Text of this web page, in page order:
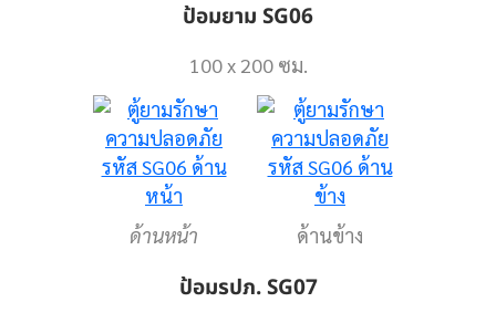
ป้อมยาม SG06
100 x 200 ซม.
ด้านหน้า ด้านข้าง
ป้อมรปภ. SG07